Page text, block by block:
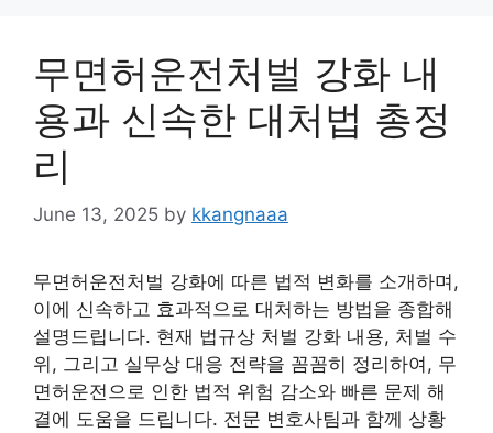
무면허운전처벌 강화 내
용과 신속한 대처법 총정
리
June 13, 2025 by kkangnaaa
무면허운전처벌 강화에 따른 법적 변화를 소개하며,
이에 신속하고 효과적으로 대처하는 방법을 종합해
설명드립니다. 현재 법규상 처벌 강화 내용, 처벌 수
위, 그리고 실무상 대응 전략을 꼼꼼히 정리하여, 무
면허운전으로 인한 법적 위험 감소와 빠른 문제 해
결에 도움을 드립니다. 전문 변호사팀과 함께 상황